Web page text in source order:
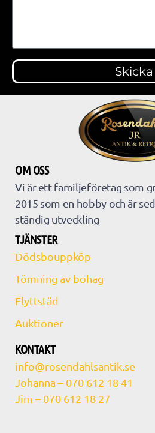
Skicka
OM OSS
Vi är ett familjeföretag som
2015 som en hobby och är
ständig utveckling
TJÄNSTER
Dödsbouppköp
Tömning av bohag
Flyttstäd
Auktioner
KONTAKT
info@rosendahlsantik.se
Johanna – 070 612 18 41
Jim – 070 612 18 27